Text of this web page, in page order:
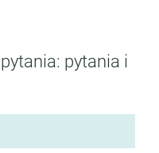
szkoleń
pytania i